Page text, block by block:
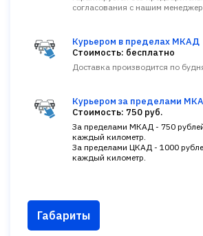
согласования с нашим
Курьером в пределах МКАД
Стоимость: бесплатно
Доставка производится по
Курьером за пределами
Стоимость: 750 руб.
За пределами МКАД - 750
каждый километр.
За пределами ЦКАД - 1000
каждый километр.
Габариты